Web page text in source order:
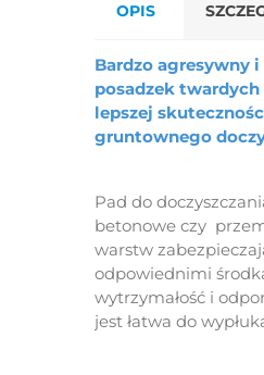
OPIS
Bardzo agresywny
posadzek
lepszej
gruntownego
Pad do
betonowe czy
warstw
odpowiednimi
wytrzymałość i
jest łatwa do